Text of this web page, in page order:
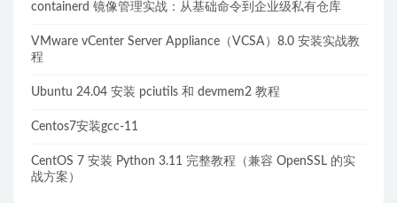
containerd 镜像管理实战：从基础命令到企业级私有仓库
VMware vCenter Server Appliance（VCSA）8.0 安装实战教
程
Ubuntu 24.04 安装 pciutils 和 devmem2 教程
Centos7安装gcc-11
CentOS 7 安装 Python 3.11 完整教程（兼容 OpenSSL 的实
战方案）